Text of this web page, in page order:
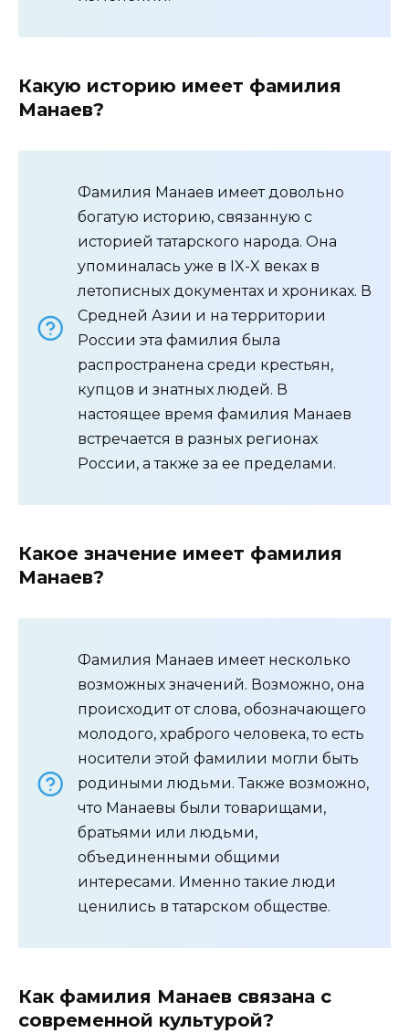
Какую историю имеет фамилия
Манаев?
Фамилия Манаев имеет довольно
богатую историю, связанную с
историей татарского народа. Она
упоминалась уже в IX-X веках в
летописных документах и хрониках. В
Средней Азии и на территории
России эта фамилия была
распространена среди крестьян,
купцов и знатных людей. В
настоящее время фамилия Манаев
встречается в разных регионах
России, а также за ее пределами.
Какое значение имеет фамилия
Манаев?
Фамилия Манаев имеет несколько
возможных значений. Возможно, она
происходит от слова, обозначающего
молодого, храброго человека, то есть
носители этой фамилии могли быть
родиными людьми. Также возможно,
что Манаевы были товарищами,
братьями или людьми,
объединенными общими
интересами. Именно такие люди
ценились в татарском обществе.
Как фамилия Манаев связана с
современной культурой?